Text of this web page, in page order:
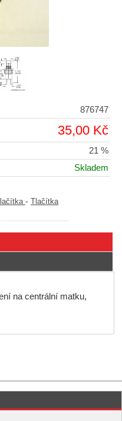
876747
35,00 Kč
21 %
Skladem
Tlačítka -
Tlačítka
na centrální matku,